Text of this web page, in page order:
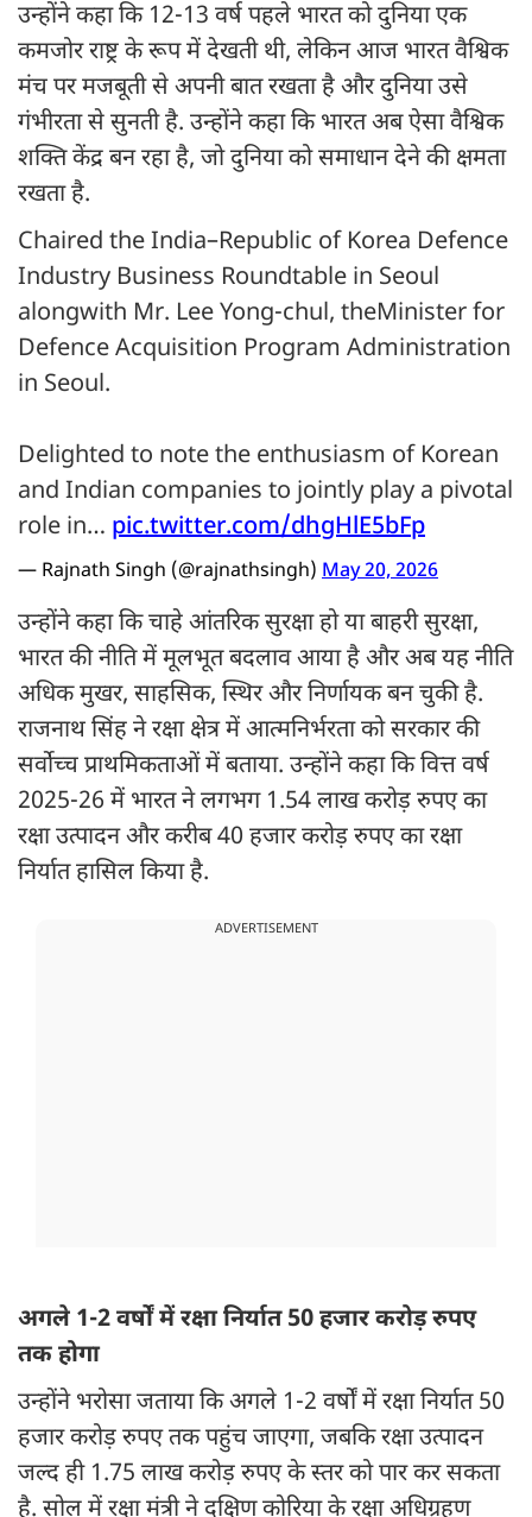
उन्होंने कहा कि 12-13 वर्ष पहले भारत को दुनिया एक
कमजोर राष्ट्र के रूप में देखती थी, लेकिन आज भारत वैश्विक
मंच पर मजबूती से अपनी बात रखता है और दुनिया उसे
गंभीरता से सुनती है. उन्होंने कहा कि भारत अब ऐसा वैश्विक
शक्ति केंद्र बन रहा है, जो दुनिया को समाधान देने की क्षमता
रखता है.
Chaired the India–Republic of Korea Defence
Industry Business Roundtable in Seoul
alongwith Mr. Lee Yong-chul, theMinister for
Defence Acquisition Program Administration
in Seoul.
Delighted to note the enthusiasm of Korean
and Indian companies to jointly play a pivotal
role in… pic.twitter.com/dhgHlE5bFp
— Rajnath Singh (@rajnathsingh) May 20, 2026
उन्होंने कहा कि चाहे आंतरिक सुरक्षा हो या बाहरी सुरक्षा,
भारत की नीति में मूलभूत बदलाव आया है और अब यह नीति
अधिक मुखर, साहसिक, स्थिर और निर्णायक बन चुकी है.
राजनाथ सिंह ने रक्षा क्षेत्र में आत्मनिर्भरता को सरकार की
सर्वोच्च प्राथमिकताओं में बताया. उन्होंने कहा कि वित्त वर्ष
2025-26 में भारत ने लगभग 1.54 लाख करोड़ रुपए का
रक्षा उत्पादन और करीब 40 हजार करोड़ रुपए का रक्षा
निर्यात हासिल किया है.
ADVERTISEMENT
अगले 1-2 वर्षों में रक्षा निर्यात 50 हजार करोड़ रुपए
तक होगा
उन्होंने भरोसा जताया कि अगले 1-2 वर्षों में रक्षा निर्यात 50
हजार करोड़ रुपए तक पहुंच जाएगा, जबकि रक्षा उत्पादन
जल्द ही 1.75 लाख करोड़ रुपए के स्तर को पार कर सकता
है. सोल में रक्षा मंत्री ने दक्षिण कोरिया के रक्षा अधिग्रहण